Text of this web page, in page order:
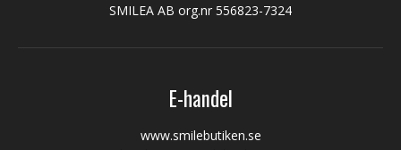
SMILEA AB org.nr 556823-7324
E-handel
www.smilebutiken.se